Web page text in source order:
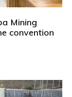
Mining
convention